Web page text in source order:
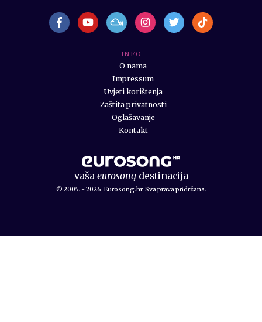
vaša eurosongdestinacija
© 2005. - 2026. Eurosong.hr. Sva prava pridržana.
I N F O
O nama
Impressum
Uvjeti korištenja
Zaštita privatnosti
Oglašavanje
Kontakt